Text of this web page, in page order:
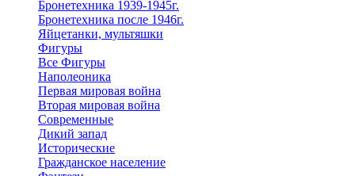
Бронетехника 1939-1945г.
Бронетехника после 1946г.
Яйцетанки, мультяшки
Фигуры
Все Фигуры
Наполеоника
Первая мировая война
Вторая мировая война
Современные
Дикий запад
Исторические
Гражданское население